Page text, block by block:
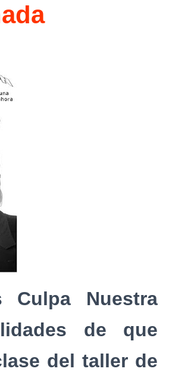
Nuestra
de que
del taller de